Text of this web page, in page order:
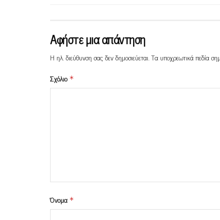
Αφήστε μια απάντηση
Η ηλ. διεύθυνση σας δεν δημοσιεύεται.Τα υποχρεωτικά πεδία
Σχόλιο *
Όνομα *